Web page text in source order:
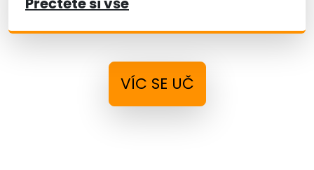
VÍC SE UČ